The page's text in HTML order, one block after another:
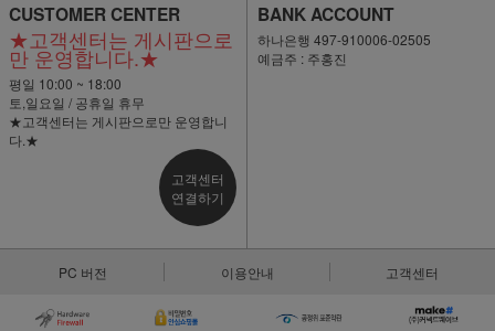
CUSTOMER CENTER
★고객센터는 게시판으로
만 운영합니다.★
평일 10:00 ~ 18:00
토,일요일 / 공휴일 휴무
★고객센터는 게시판으로만 운영합니
다.★
고객센터
연결하기
BANK ACCOUNT
하나은행 497-910006-02505
예금주 : 주홍진
PC 버전 이용안내 고객센터